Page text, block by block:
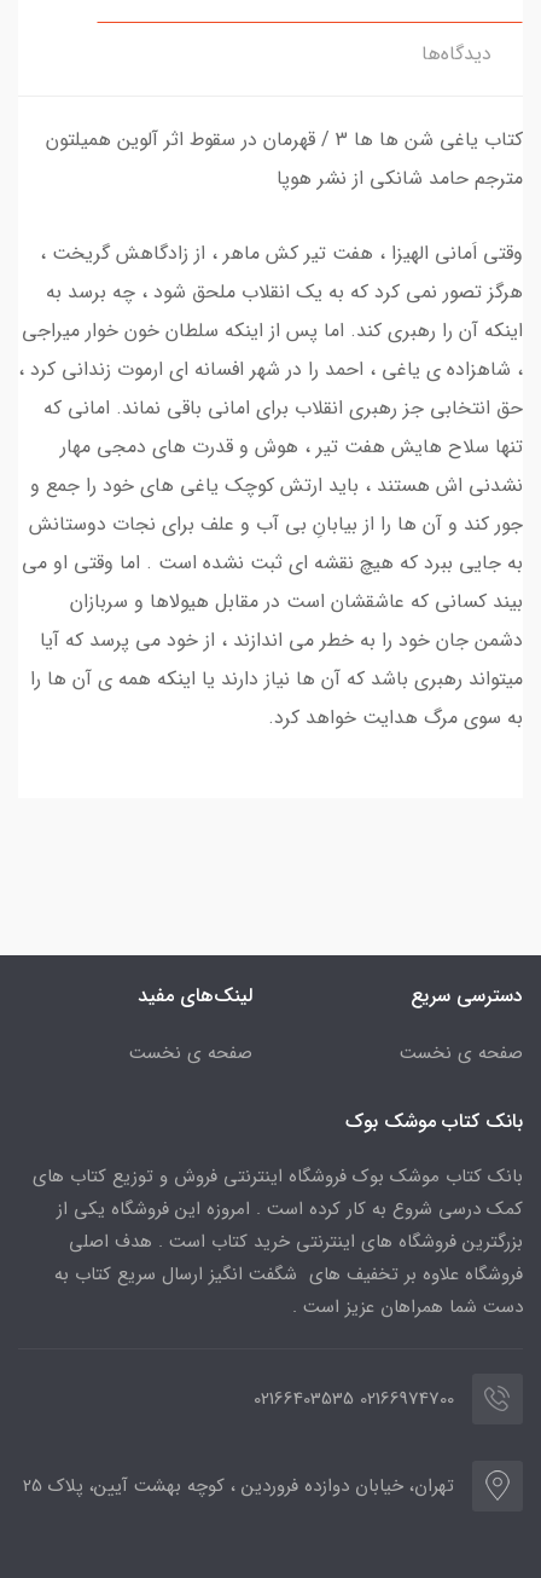
دیدگاه‌ها
کتاب یاغی شن ها ها 3 / قهرمان در سقوط اثر آلوین همیلتون
مترجم حامد شانکی از نشر هوپا
وقتی اَمانی الهیزا ، هفت تیر کش ماهر ، از زادگاهش گریخت ،
هرگز تصور نمی کرد که به یک انقلاب ملحق شود ، چه برسد به
اینکه آن را رهبری کند. اما پس از اینکه سلطان خون خوار میراجی
، شاهزاده ی یاغی ، احمد را در شهر افسانه ای ارموت زندانی کرد ،
حق انتخابی جز رهبری انقلاب برای امانی باقی نماند. امانی که
تنها سلاح هایش هفت تیر ، هوش و قدرت های دمجی مهار
نشدنی اش هستند ، باید ارتش کوچک یاغی های خود را جمع و
جور کند و آن ها را از بیابانِ بی آب و علف برای نجات دوستانش
به جایی ببرد که هیچ نقشه ای ثبت نشده است . اما وقتی او می
بیند کسانی که عاشقشان است در مقابل هیولاها و سربازان
دشمن جان خود را به خطر می اندازند ، از خود می پرسد که آیا
میتواند رهبری باشد که آن ها نیاز دارند یا اینکه همه ی آن ها را
به سوی مرگ هدایت خواهد کرد.
دسترسی سریع
صفحه ی نخست
لینک‌های مفید
صفحه ی نخست
بانک کتاب موشک بوک
بانک کتاب موشک بوک فروشگاه اینترنتی فروش و توزیع کتاب های
کمک درسی شروع به کار کرده است . امروزه این فروشگاه یکی از
بزرگترین فروشگاه های اینترنتی خرید کتاب است . هدف اصلی
فروشگاه علاوه بر تخفیف های شگفت انگیز ارسال سریع کتاب به
دست شما همراهان عزیز است .
02166974700 02166403535
تهران، خیابان دوازده فروردین ، کوچه بهشت آیین، پلاک 25